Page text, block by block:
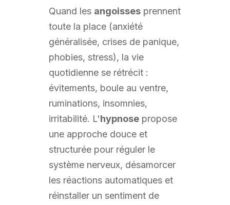
Quand les angoissesprennent
toute la place (anxiété
généralisée, crises de panique,
phobies, stress), la vie
quotidienne se rétrécit :
évitements, boule au ventre,
ruminations, insomnies,
irritabilité. L'hypnosepropose
une approche douce et
structurée pour réguler le
système nerveux, désamorcer
les réactions automatiques et
réinstaller un sentiment de